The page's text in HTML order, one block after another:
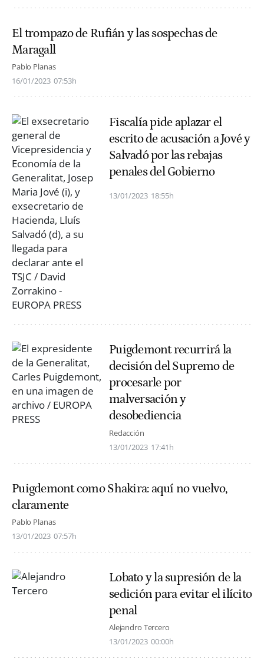
El trompazo de Rufián y las sospechas de
Maragall
Pablo Planas
16/01/2023 07:53h
Fiscalía pide aplazar el
escrito de acusación a Jové y
Salvadó por las rebajas
penales del Gobierno
13/01/2023 18:55h
Puigdemont recurrirá la
decisión del Supremo de
procesarle por
malversación y
desobediencia
Redacción
13/01/2023 17:41h
Puigdemont como Shakira: aquí no vuelvo,
claramente
Pablo Planas
13/01/2023 07:57h
Lobato y la supresión de la
sedición para evitar el ilícito
penal
Alejandro Tercero
13/01/2023 00:00h